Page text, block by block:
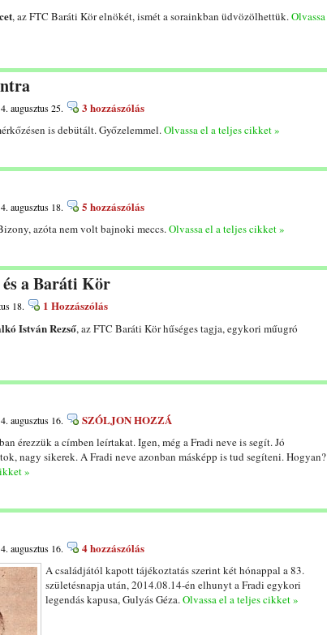
, az FTC Baráti Kör elnökét, ismét a sorainkban üdvözölhettük.Olvassa
augusztus 25. 3 hozzászólás
is debütált. Győzelemmel.Olvassa el a teljes cikket »
augusztus 18. 5 hozzászólás
azóta nem volt bajnoki meccs.Olvassa el a teljes cikket »
a Baráti Kör
18. 1 Hozzászólás
István Rezső, az FTC Baráti Kör hűséges tagja, egykori műugró
augusztus 16. SZÓLJON HOZZÁ
érezzük a címben leírtakat. Igen, még a Fradi neve is segít. Jó
nagy sikerek. A Fradi neve azonban másképp is tud segíteni. Hogyan?
»
augusztus 16. 4 hozzászólás
A családjától kapott tájékoztatás szerint két hónappal a 83.
születésnapja után, 2014.08.14-én elhunyt a Fradi egykori
legendás kapusa, Gulyás Géza.Olvassa el a teljes cikket »